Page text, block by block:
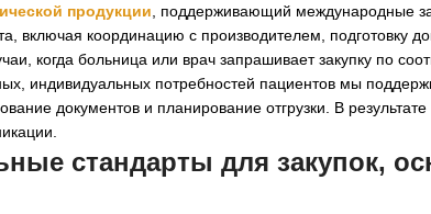
продукции , поддерживающий международные
включая координацию с производителем, подготовку
когда больница или врач запрашивает закупку по
индивидуальных потребностей пациентов мы
документов и планирование отгрузки. В результате
стандарты для закупок,